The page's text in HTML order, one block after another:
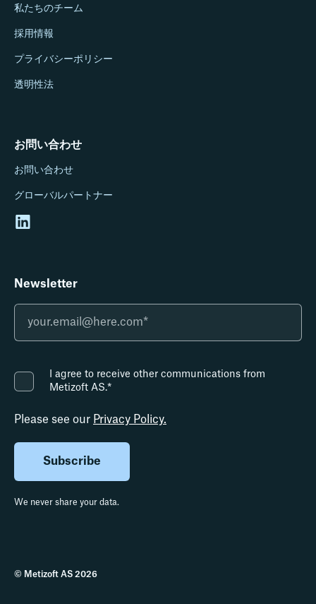
私たちのチーム
採用情報
プライバシーポリシー
透明性法
お問い合わせ
お問い合わせ
グローバルパートナー
Newsletter
I agree to receive other communications from
Metizoft AS.*
Please see our Privacy Policy.
We never share your data.
© Metizoft AS 2026